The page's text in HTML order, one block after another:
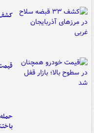
کشف ۳۳ قبضه سلاح در مرزهای